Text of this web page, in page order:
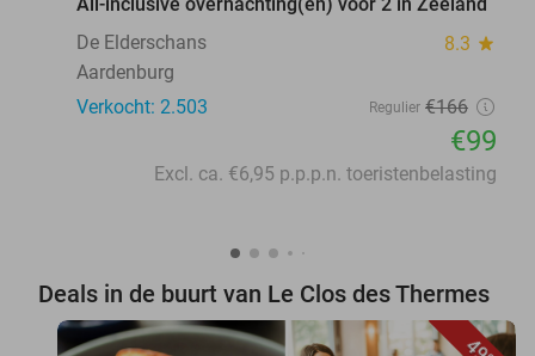
De Elderschans
8.3 star
Aardenburg
Verkocht: 2.503
Regulier €166
€99
Excl. ca. €6,95 p.p.p.n. toeristenbelasting
Deals in de buurt van Le Clos des Thermes